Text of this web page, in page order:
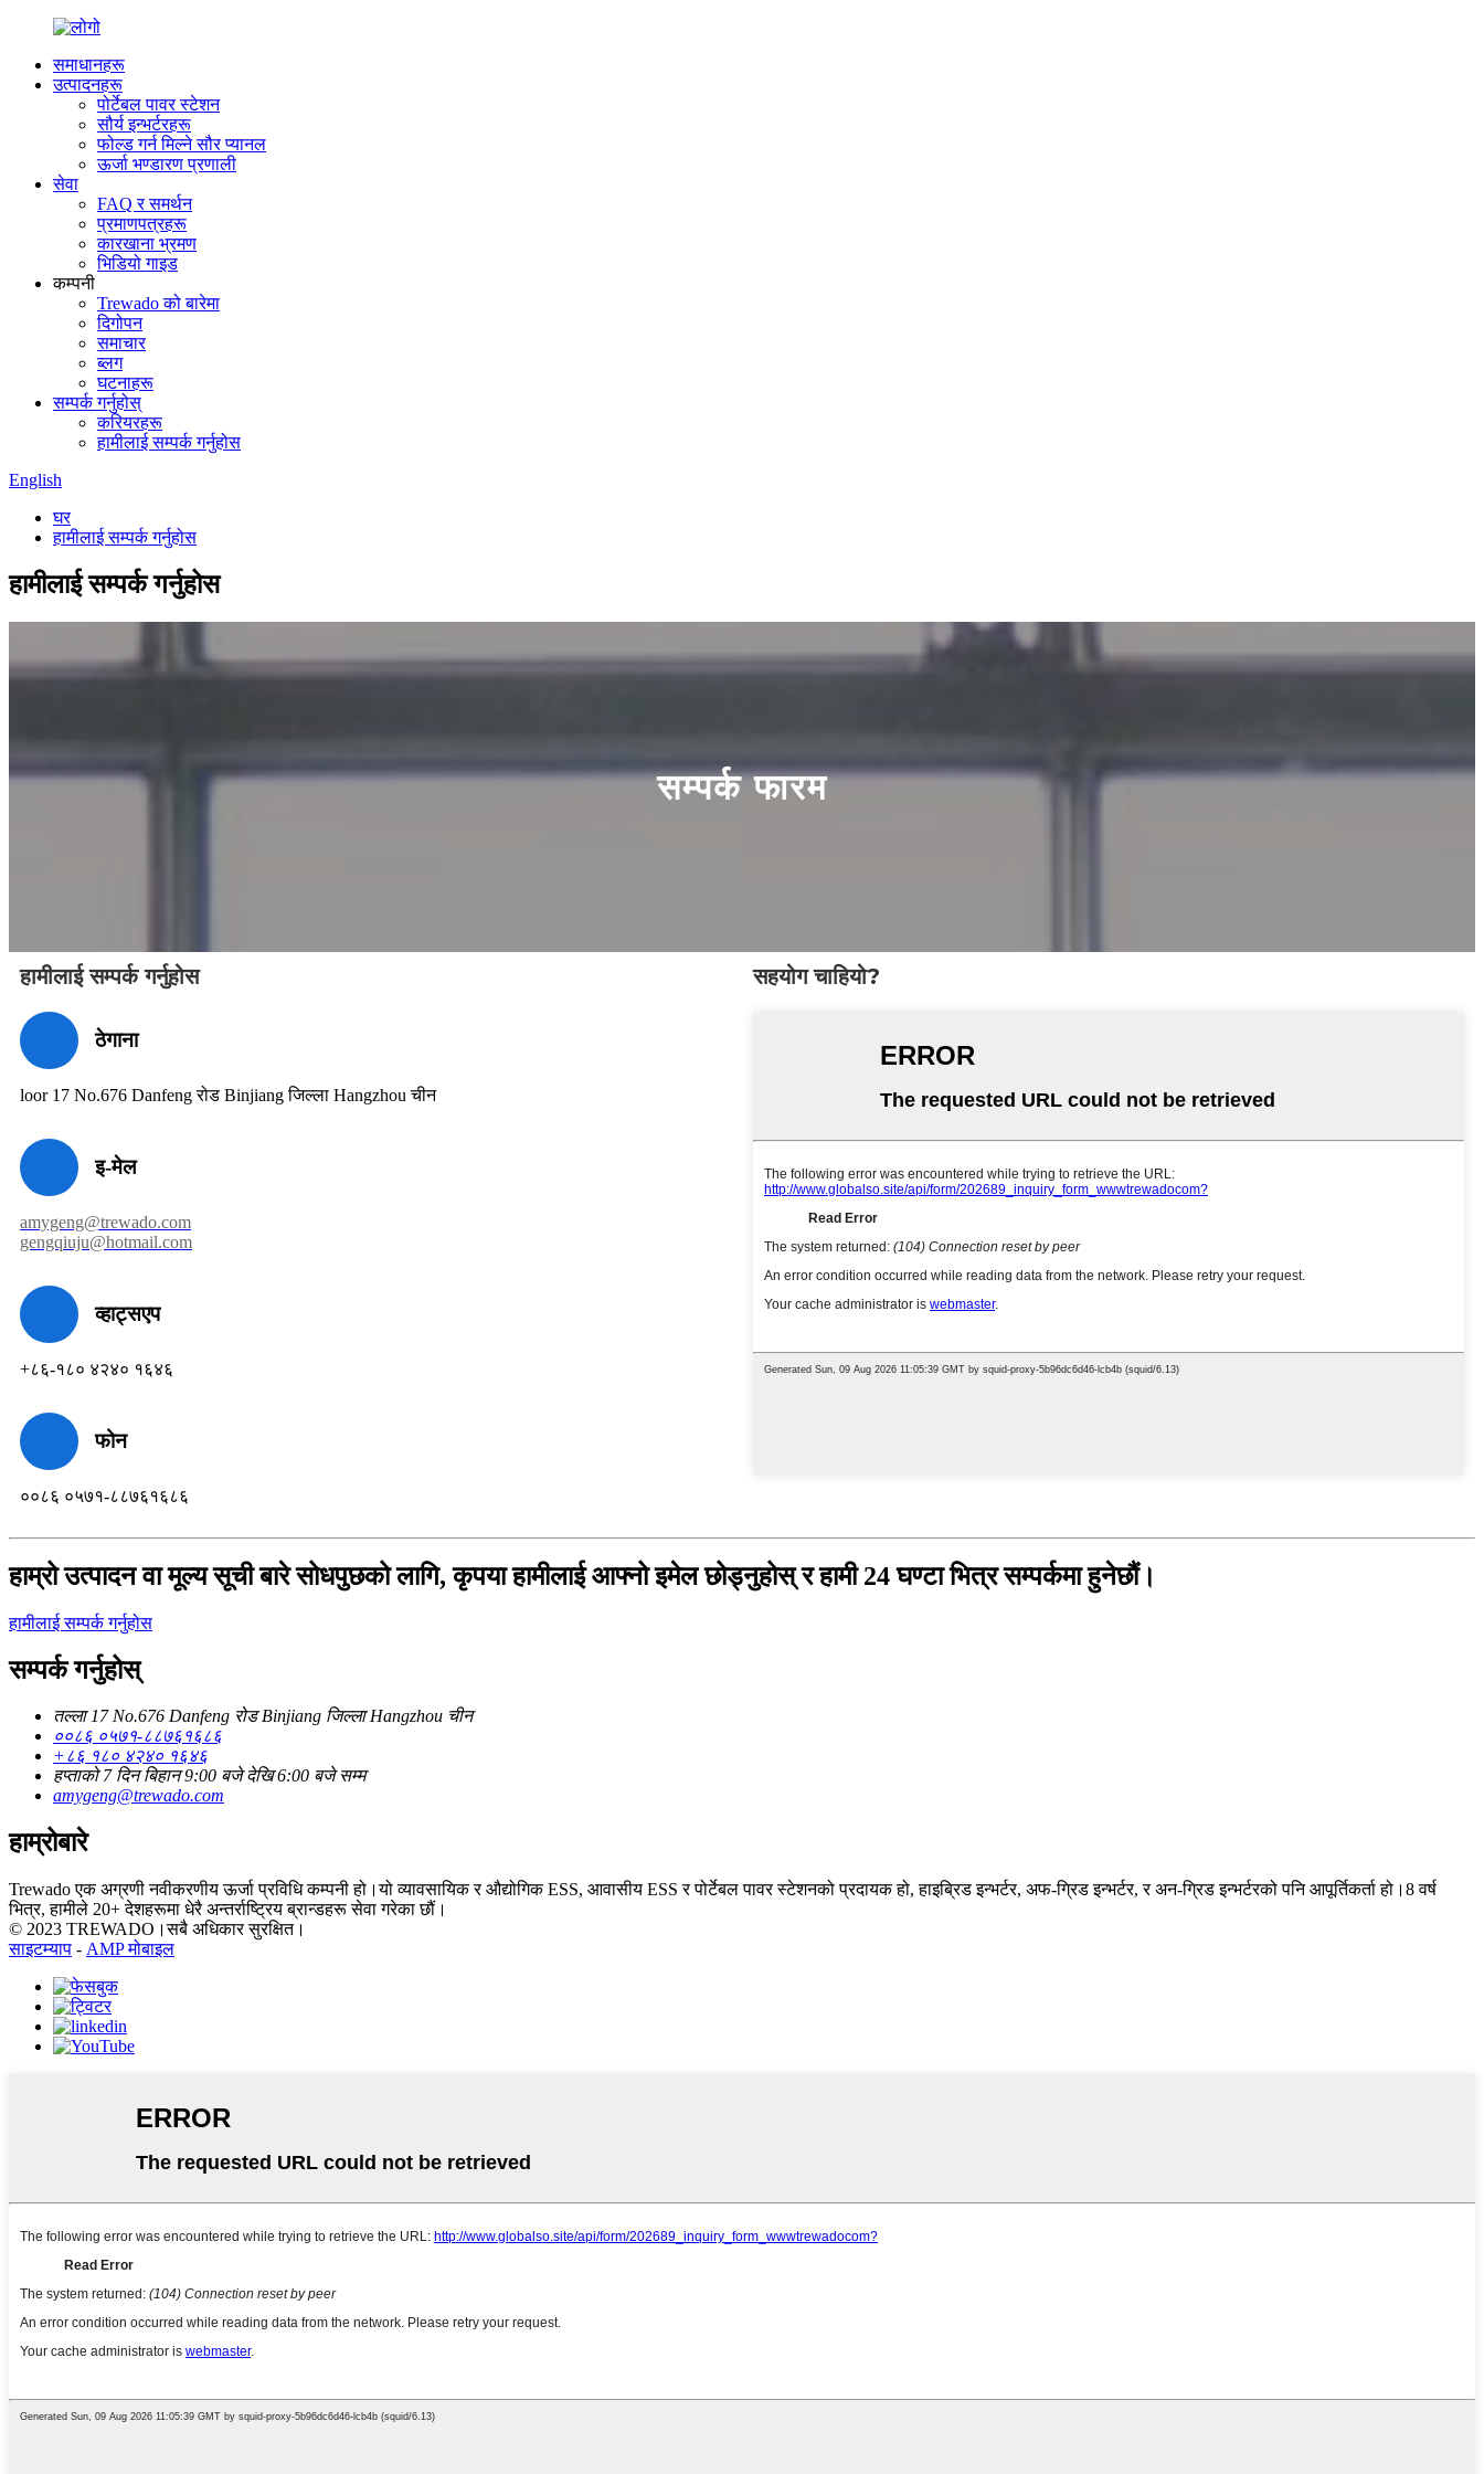
समाधानहरू
उत्पादनहरू
पोर्टेबल पावर स्टेशन
सौर्य इन्भर्टरहरू
फोल्ड गर्न मिल्ने सौर प्यानल
ऊर्जा भण्डारण प्रणाली
सेवा
FAQ र समर्थन
प्रमाणपत्रहरू
कारखाना भ्रमण
भिडियो गाइड
कम्पनी
Trewado को बारेमा
दिगोपन
समाचार
ब्लग
घटनाहरू
सम्पर्क गर्नुहोस्
करियरहरू
हामीलाई सम्पर्क गर्नुहोस
English
घर
हामीलाई सम्पर्क गर्नुहोस
हामीलाई सम्पर्क गर्नुहोस
सम्पर्क फारम
हामीलाई सम्पर्क गर्नुहोस
ठेगाना
loor 17 No.676 Danfeng रोड Binjiang जिल्ला Hangzhou चीन
इ-मेल
amygeng@trewado.com
gengqiuju@hotmail.com
व्हाट्सएप
+८६-१८० ४२४० १६४६
फोन
००८६ ०५७१-८८७६१६८६
सहयोग चाहियो?
हाम्रो उत्पादन वा मूल्य सूची बारे सोधपुछको लागि, कृपया हामीलाई आफ्नो इमेल छोड्नुहोस् र हामी 24 घण्टा भित्र सम्पर्कमा हुनेछौं।
हामीलाई सम्पर्क गर्नुहोस
सम्पर्क गर्नुहोस्
तल्ला 17 No.676 Danfeng रोड Binjiang जिल्ला Hangzhou चीन
००८६ ०५७१-८८७६१६८६
+८६ १८० ४२४० १६४६
हप्ताको 7 दिन बिहान 9:00 बजे देखि 6:00 बजे सम्म
amygeng@trewado.com
हाम्रोबारे
Trewado एक अग्रणी नवीकरणीय ऊर्जा प्रविधि कम्पनी हो।यो व्यावसायिक र औद्योगिक ESS, आवासीय ESS र पोर्टेबल पावर स्टेशनको प्रदायक हो, हाइब्रिड इन्भर्टर, अफ-ग्रिड इन्भर्टर, र अन-ग्रिड इन्भर्टरको पनि आपूर्तिकर्ता हो।8 वर्ष
भित्र, हामीले 20+ देशहरूमा धेरै अन्तर्राष्ट्रिय ब्रान्डहरू सेवा गरेका छौं।
© 2023 TREWADO।सबै अधिकार सुरक्षित।
साइटम्याप - AMP मोबाइल